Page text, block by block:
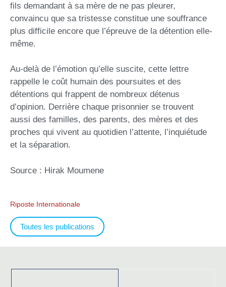
fils demandant à sa mère de ne pas pleurer,
convaincu que sa tristesse constitue une souffrance
plus difficile encore que l’épreuve de la détention elle-
même.
Au-delà de l’émotion qu’elle suscite, cette lettre
rappelle le coût humain des poursuites et des
détentions qui frappent de nombreux détenus
d’opinion. Derrière chaque prisonnier se trouvent
aussi des familles, des parents, des mères et des
proches qui vivent au quotidien l’attente, l’inquiétude
et la séparation.
Source : Hirak Moumene
Riposte Internationale
Toutes les publications